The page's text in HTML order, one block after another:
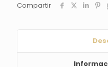
cantidad
Compartir